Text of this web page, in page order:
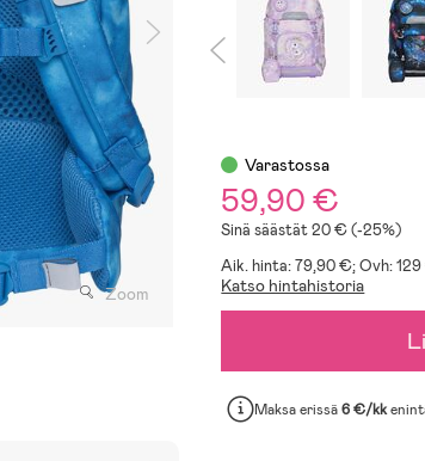
Zoom
Varastossa
59,90 €
Sinä säästät 20 € (-25%)
Aik. hinta: 79,90 €;Ovh:
Katso hintahistoria
Maksa erissä6 €/kk